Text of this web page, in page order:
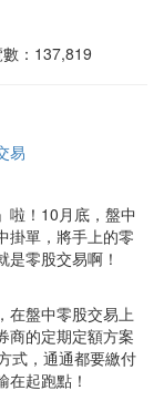
：137,819
易
啦！10月底，盤中
掛單，將手上的零
零股交易啊！
在盤中零股交易上
商的定期定額方案
式，通通都要繳付
起跑點！